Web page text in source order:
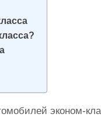
эконом-